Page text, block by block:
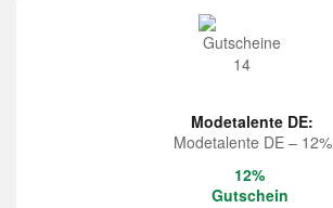
Modetalente DE:
Modetalente DE – 12%
12%
Gutschein